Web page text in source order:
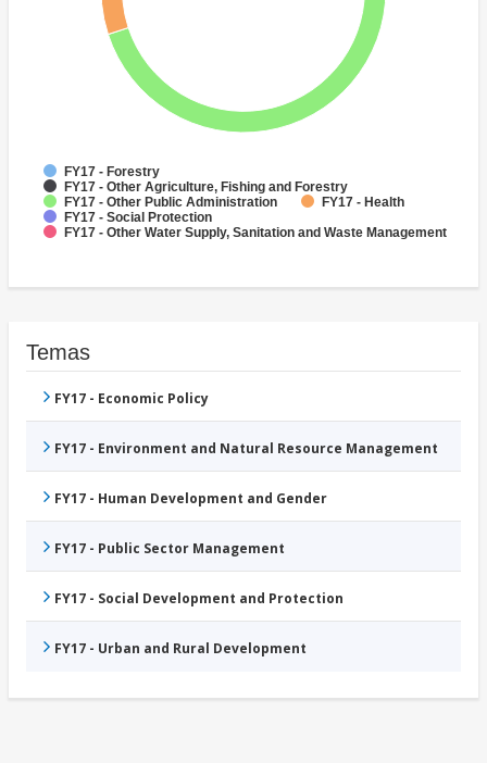
FY17 - Forestry
FY17 - Other Agriculture, Fishing and Forestry
FY17 - Other Public Administration
FY17 - Health
FY17 - Social Protection
FY17 - Other Water Supply, Sanitation and Waste Management
Temas
FY17 - Economic Policy
FY17 - Environment and Natural Resource Management
FY17 - Human Development and Gender
FY17 - Public Sector Management
FY17 - Social Development and Protection
FY17 - Urban and Rural Development